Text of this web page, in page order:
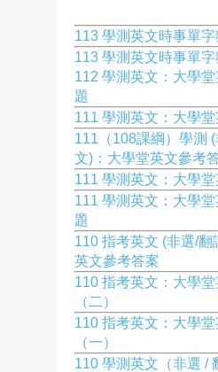
113 學測英文時事單字
113 學測英文時事單字
112 學測英文：大學
題
111 學測英文：大學
111（108課綱）學測
文)：大學堂英文參考
111 學測英文：大學
111 學測英文：大學
題
110 指考英文 (非選/翻
英文參考答案
110 指考英文：大學
（二）
110 指考英文：大學
（一）
110 學測英文（非選 /